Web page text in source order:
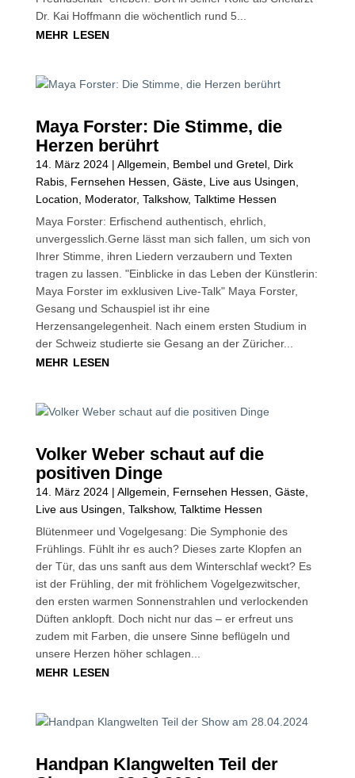
Dr. Kai Hoffmann die wöchentlich rund 5...
mehr lesen
Maya Forster: Die Stimme, die
Herzen berührt
14. März 2024| Allgemein Bembel und Gretel, Dirk
Rabis, Fernsehen Hessen Gäste, Live aus Usingen
Location
Moderator, Talkshow, Talktime Hessen
Maya Forster: Erfischend authentisch, ehrlich,
unvergesslich.Gerne lässt man sich fallen, um sich von
Ihrer Stimme, ihren Liedern verzaubern und Texten
tragen zu lassen. "Einblicke in das Leben der Künstlerin:
Maya Forster im exklusiven Live-Talk" Maya Forster,
Gesang und Schauspiel ist ihr eine
Herzensangelegenheit. Nach einem ersten Studium in
der Schweiz studierte sie Gesang an der Züricher...
mehr lesen
Volker Weber schaut auf die
positiven Dinge
14. März 2024| Allgemein Fernsehen Hessen Gäste,
Live aus Usingen Talkshow, Talktime Hessen
Blütenmeer und Vogelgesang: Die Symphonie des
Frühlings. Fühlt ihr es auch? Dieses zarte Klopfen an
der Tür, das uns sanft aus dem Winterschlaf weckt? Es
ist der Frühling, der mit fröhlichem Vogelgezwitscher,
den ersten warmen Sonnenstrahlen und verlockenden
Düften anklopft. Doch nicht nur das – er erfreut uns
zudem mit Farben, die unsere Sinne beflügeln und
unsere Herzen höher schlagen...
mehr lesen
Handpan Klangwelten Teil der